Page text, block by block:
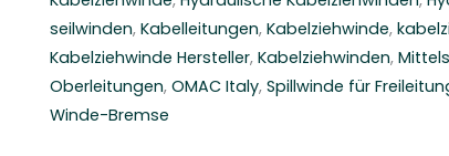
s
c
h
e
k
seilwinden,Kabelleitungen,Kabelziehwinde,
Kabelziehwinde Hersteller,Kabelziehwinden,
Oberleitungen,OMAC Italy,Spillwinde für
Winde-Bremse